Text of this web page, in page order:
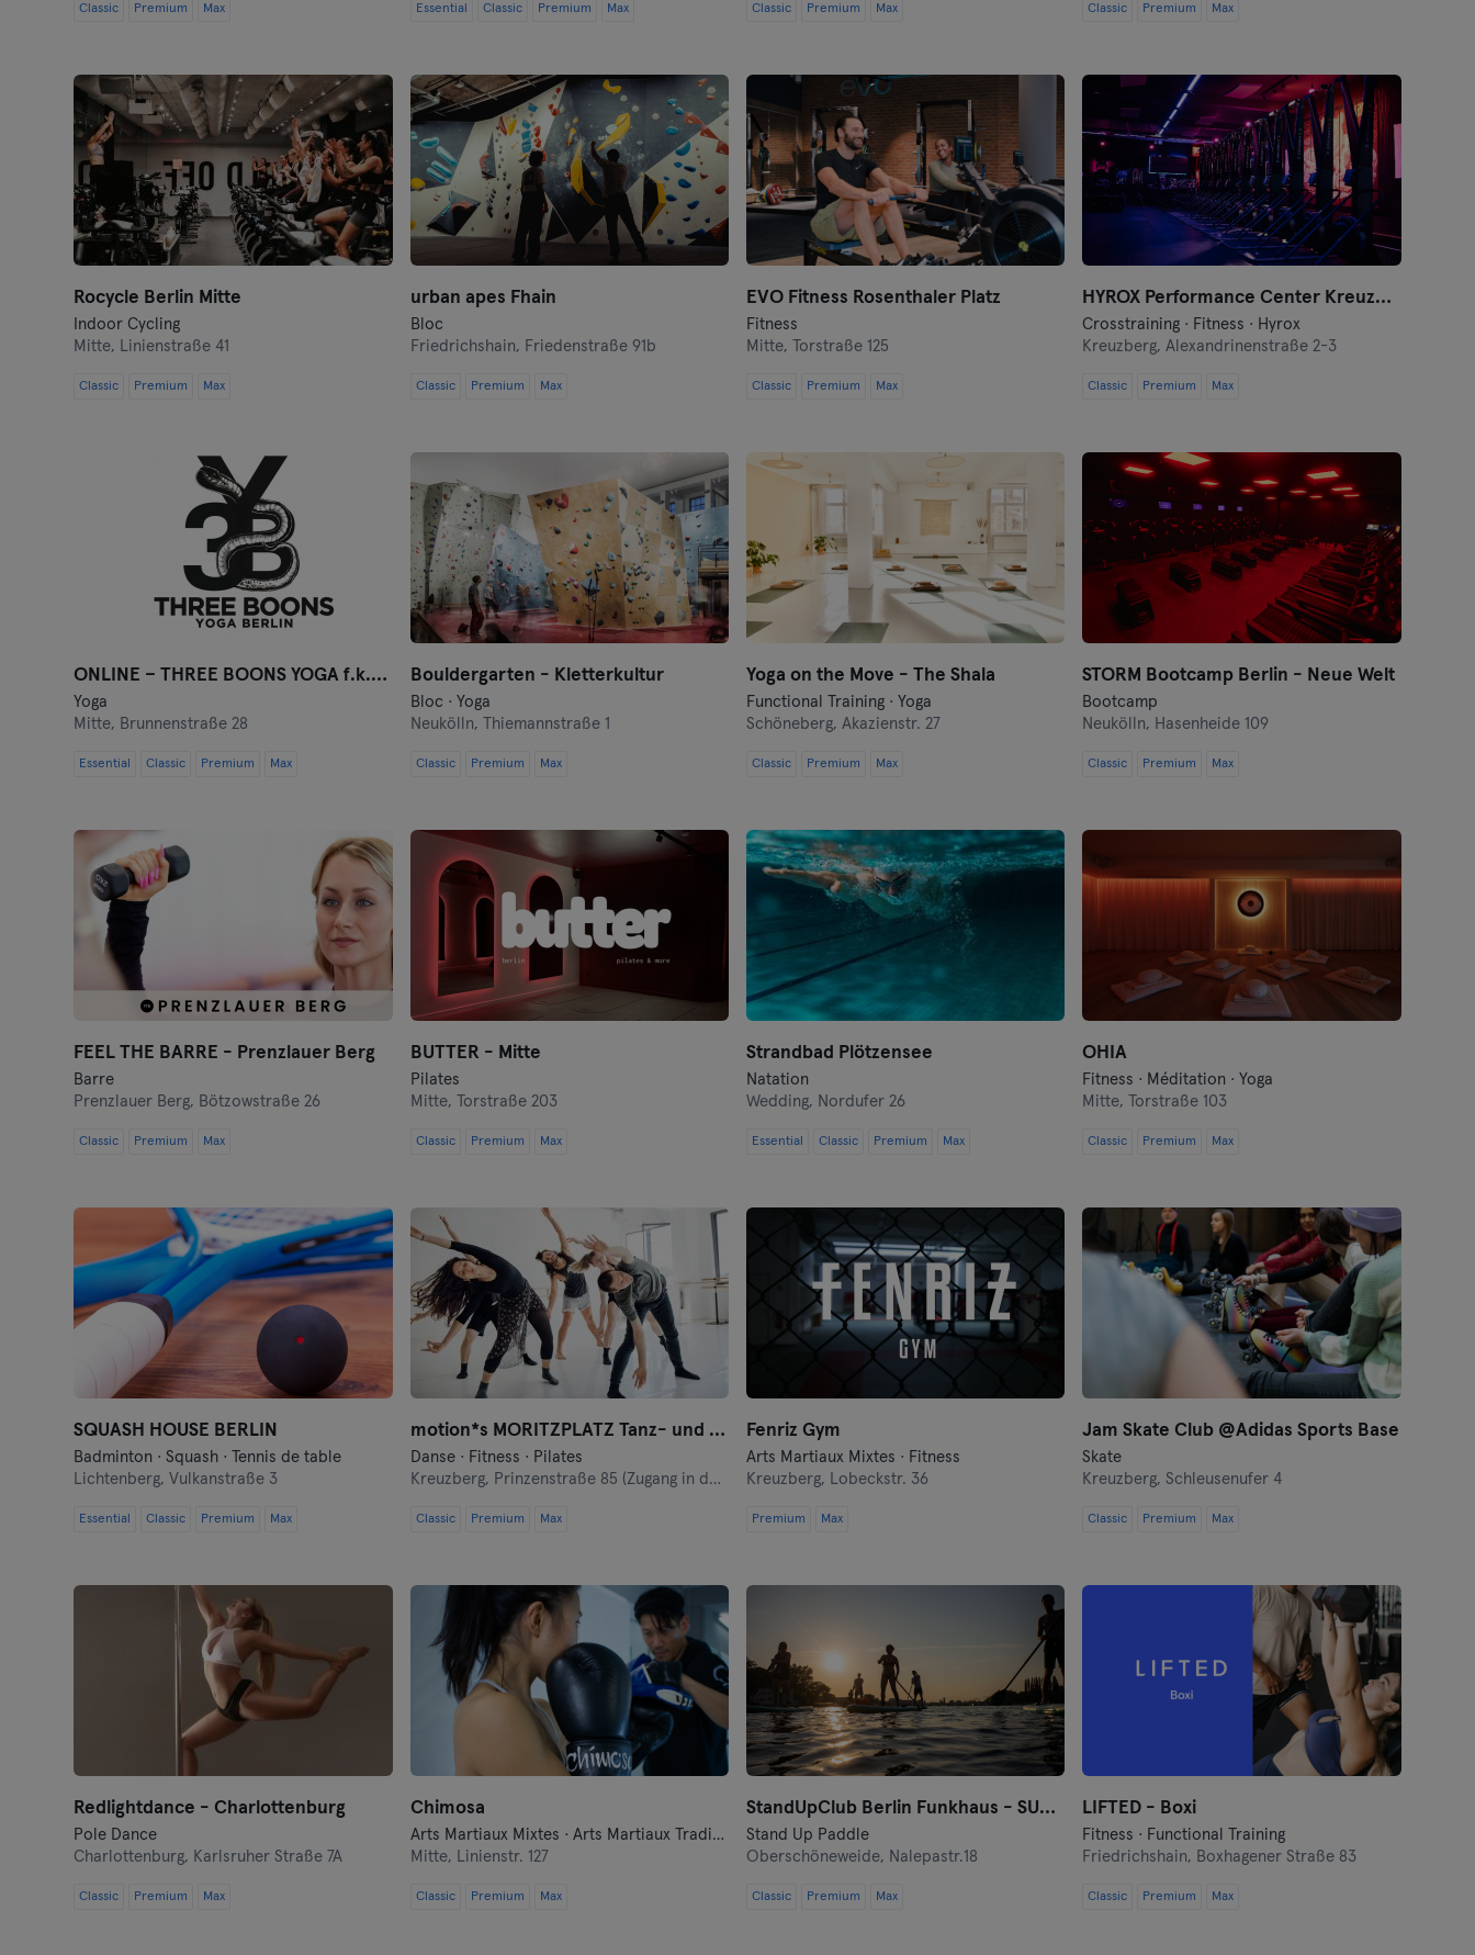
Classic Premium Max Essential Classic Premium Max Classic Premium Max Classic Premium Max
Rocycle Berlin Mitte
Indoor Cycling
Mitte, Linienstraße 41
Classic Premium Max
urban apes Fhain
Bloc
Friedrichshain, Friedenstraße 91b
Classic Premium Max
EVO Fitness Rosenthaler Platz
Fitness
Mitte,
Torstraße 125
Classic Premium Max
HYROX Performance Center Kreuzberg by Kniger
Crosstraining · Fitness · Hyrox
Kreuzberg,Alexandrinenstraße 2-3
Classic Premium Max
ONLINE – THREE BOONS YOGA f.k.a. Jivamukti Berlin
Yoga
Mitte, Brunnenstraße 28
Essential Classic Premium Max
Bouldergarten - Kletterkultur
Bloc · Yoga
Neukölln,
Thiemannstraße 1
Classic Premium Max
Yoga on the Move - The Shala
Functional Training · Yoga
Schöneberg, Akazienstr. 27
Classic Premium Max
STORM Bootcamp Berlin - Neue Welt
Bootcamp
Neukölln, Hasenheide 109
Classic Premium Max
FEEL THE BARRE - Prenzlauer Berg
Barre
Prenzlauer Berg, Bötzowstraße 26
Classic Premium Max
BUTTER - Mitte
Pilates
Mitte,
Torstraße 203
Classic Premium Max
Strandbad Plötzensee
Natation
Wedding, Nordufer 26
Essential Classic Premium Max
OHIA
Fitness · Méditation · Yoga
Mitte,
Torstraße 103
Classic Premium Max
SQUASH HOUSE BERLIN
Badminton · Squash · Tennis de table
Lichtenberg,Vulkanstraße 3
Essential Classic Premium Max
motion*s MORITZPLATZ Tanz- und Bewegungsstudio
Danse · Fitness · Pilates
Kreuzberg, Prinzenstraße 85 (Zugang in der Oranienstraße 140-142 links neben Denn's Bioladen)
Classic Premium Max
Fenriz Gym
Arts Martiaux Mixtes · Fitness
Kreuzberg, Lobeckstr. 36
Premium Max
Jam Skate Club @Adidas Sports Base
Skate
Kreuzberg,Schleusenufer 4
Classic Premium Max
Redlightdance - Charlottenburg
Pole Dance
Charlottenburg, Karlsruher Straße 7A
Classic Premium Max
Chimosa
Arts Martiaux Mixtes · Arts Martiaux Traditionnels · Boxe · Fitness · Free Fight · Qi Gong et Tai Chi · Self-défense
Mitte, Linienstr. 127
Classic Premium Max
StandUpClub Berlin Funkhaus - SUP Verleih
Stand Up Paddle
Oberschöneweide, Nalepastr.18
Classic Premium Max
LIFTED - Boxi
Fitness · Functional Training
Friedrichshain, Boxhagener Straße 83
Classic Premium Max
Dortmund
Dresde
Duisbourg
Düsseldorf
Essen
Frankfurt an der Oder
Freiburg
Fulda
Göppingen
Hanovre
Heidelberg
Heidenheim
Kassel
Kiel
Clèves
Cologne
Konstanz
Landshut
Magdeburg
Mayence
Mannheim
Moenchengladbach
Munich